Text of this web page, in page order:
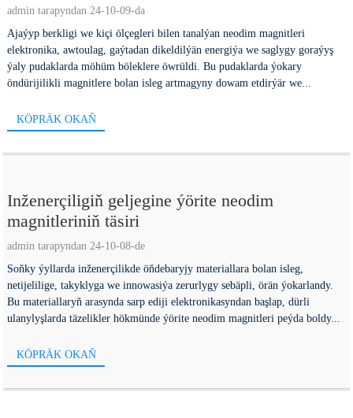
admin tarapyndan 24-10-09-da
Ajaýyp berkligi we kiçi ölçegleri bilen tanalýan neodim magnitleri
elektronika, awtoulag, gaýtadan dikeldilýän energiýa we saglygy goraýyş
ýaly pudaklarda möhüm böleklere öwrüldi. Bu pudaklarda ýokary
öndürijilikli magnitlere bolan isleg artmagyny dowam etdirýär we...
KÖPRÄK OKAŇ
Inženerçiligiň geljegine ýörite neodim
magnitleriniň täsiri
admin tarapyndan 24-10-08-de
Soňky ýyllarda inženerçilikde öňdebaryjy materiallara bolan isleg,
netijelilige, takyklyga we innowasiýa zerurlygy sebäpli, örän ýokarlandy.
Bu materiallaryň arasynda sarp ediji elektronikasyndan başlap, dürli
ulanylyşlarda täzelikler hökmünde ýörite neodim magnitleri peýda boldy...
KÖPRÄK OKAŇ